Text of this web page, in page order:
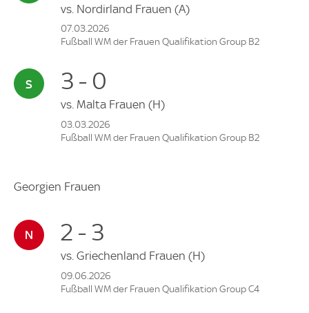
vs. Nordirland Frauen (A)
07.03.2026
Fußball WM der Frauen Qualifikation Group B2
3 - 0
vs. Malta Frauen (H)
03.03.2026
Fußball WM der Frauen Qualifikation Group B2
Georgien Frauen
2 - 3
vs. Griechenland Frauen (H)
09.06.2026
Fußball WM der Frauen Qualifikation Group C4